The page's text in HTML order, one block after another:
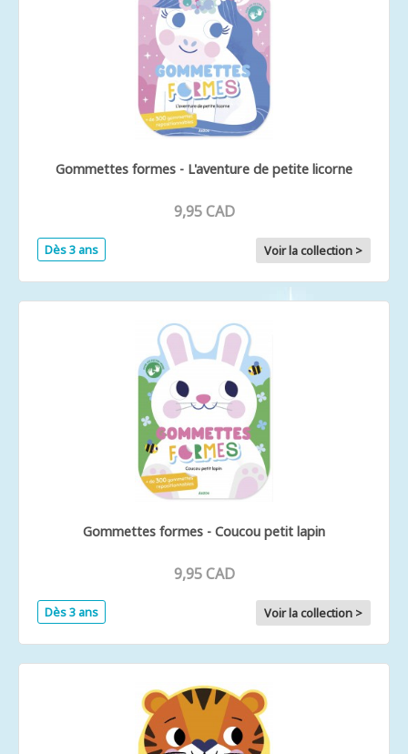
Gommettes formes - L'aventure de petite licorne
9,95 CAD
Dès 3 ans Voir la collection >
Gommettes formes - Coucou petit lapin
9,95 CAD
Dès 3 ans Voir la collection >